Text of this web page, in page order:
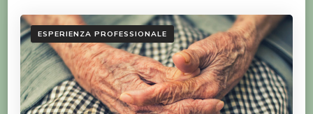
ESPERIENZA PROFESSIONALE